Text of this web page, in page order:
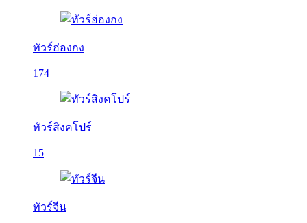
ทัวร์ฮ่องกง
174
ทัวร์สิงคโปร์
15
ทัวร์จีน